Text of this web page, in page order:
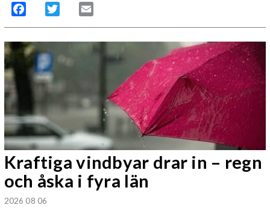
Facebook Twitter
Kraftiga vindbyar drar in – regn
och åska i fyra län
2026 08 06